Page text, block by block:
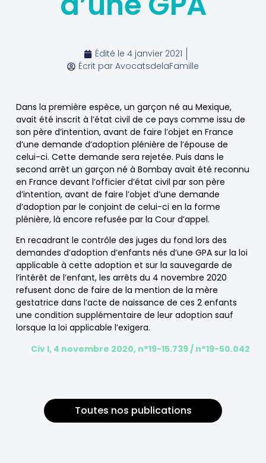
Édité le 4 janvier 2021
Écrit par AvocatsdelaFamille
Dans la première espèce, un garçon né au Mexique,
avait été inscrit à l’état civil de ce pays comme issu de
son père d’intention, avant de faire l’objet en France
d’une demande d’adoption plénière de l’épouse de
celui-ci. Cette demande sera rejetée. Puis dans le
second arrêt un garçon né à Bombay avait été reconnu
en France devant l’officier d’état civil par son père
d’intention, avant de faire l’objet d’une demande
d’adoption par le conjoint de celui-ci en la forme
plénière, là encore refusée par la Cour d’appel.
En recadrant le contrôle des juges du fond lors des
demandes d’adoption d’enfants nés d’une GPA sur la loi
applicable à cette adoption et sur la sauvegarde de
l’intérêt de l’enfant, les arrêts du 4 novembre 2020
refusent donc de faire de la mention de la mère
gestatrice dans l’acte de naissance de ces 2 enfants
une condition supplémentaire de leur adoption sauf
lorsque la loi applicable l’exigera.
Civ I, 4 novembre 2020, n°19-15.739 / n°19-50.042
Toutes nos publications